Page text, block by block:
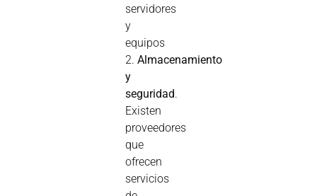
servidores
y
equipos
2.Almacenamiento
y
seguridad.
Existen
proveedores
que
ofrecen
servicios